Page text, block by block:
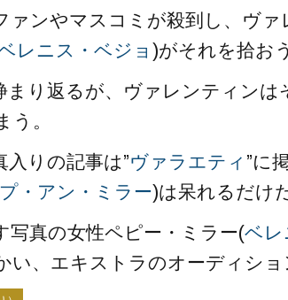
ァンやマスコミが殺到し、ヴ
レニス・ベジョ )がそれを拾お
まり返るが、ヴァレンティン
う。
入りの記事は”ヴァラエティ ”に
・アン・ミラー)は呆れるだけ
写真の女性ペピー・ミラー(ベレ
い、エキストラのオーディショ